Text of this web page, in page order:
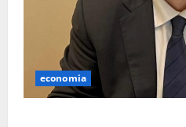
economia